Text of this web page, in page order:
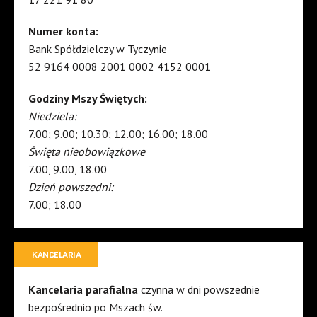
Numer konta:
Bank Spółdzielczy w Tyczynie
52 9164 0008 2001 0002 4152 0001
Godziny Mszy Świętych:
Niedziela:
7.00; 9.00; 10.30; 12.00; 16.00; 18.00
Święta nieobowiązkowe
7.00, 9.00, 18.00
Dzień powszedni:
7.00; 18.00
KANCELARIA
Kancelaria parafialna czynna w dni powszednie
bezpośrednio po Mszach św.